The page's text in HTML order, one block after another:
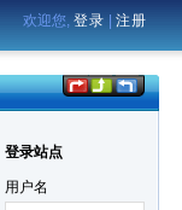
欢迎您, 登录 注册
登录站点
用户名